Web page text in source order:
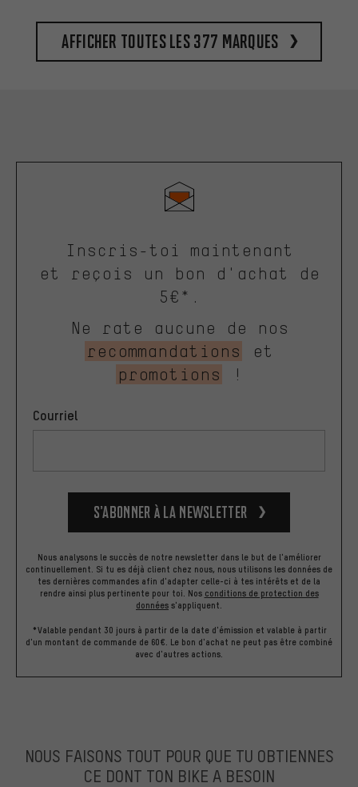
Afficher toutes les 377 marques
Inscris-toi maintenant
et reçois un bon d'achat de
5€*.
Ne rate aucune de nos
recommandations
et
promotions
!
Courriel
S’abonner à la newsletter
Nous analysons le succès de notre newsletter dans le but de l'améliorer
continuellement. Si tu es déjà client chez nous, nous utilisons les données de
tes dernières commandes afin d'adapter celle-ci à tes intérêts et de la
rendre ainsi plus pertinente pour toi. Nos conditions de protection des
données s'appliquent.
*Valable pendant 30 jours à partir de la date d'émission et valable à partir
d'un montant de commande de 60€. Le bon d'achat ne peut pas être combiné
avec d'autres actions.
NOUS FAISONS TOUT POUR QUE TU OBTIENNES
CE DONT TON BIKE A BESOIN